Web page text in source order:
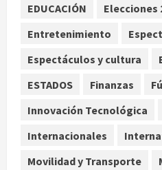
Brandon
heroína y
4
Estados
aguacate
agosto 8,
EDUCACIÓN
Elecciones
Entretenimiento
Espectáculos y cultura
ESTADOS
Finanzas
Innovación Tecnológica
Internacionales
Movilidad y Transporte